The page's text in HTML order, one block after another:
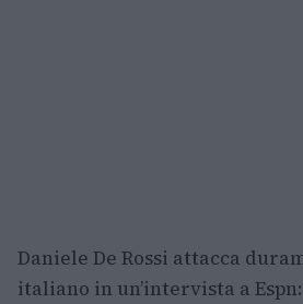
Daniele De Rossi attacca
italiano in un’intervista a